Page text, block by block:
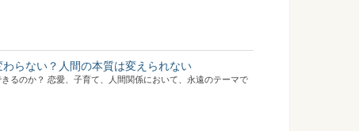
らない？人間の本質は変えられない
るのか？ 恋愛、子育て、人間関係において、永遠のテーマで